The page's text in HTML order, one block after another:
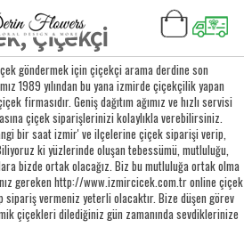
Çiçekçi
göndermek için çiçekçi arama derdine son
1989 yılından bu yana izmirde çiçekçilik yapan
firmasıdır. Geniş dağıtım ağımız ve hızlı servisi
çiçek siparişlerinizi kolaylıkla verebilirsiniz.
bir saat izmir' ve ilçelerine çiçek siparişi verip,
ki yüzlerinde oluşan tebessümü, mutluluğu,
bizde ortak olacağız. Biz bu mutluluğa ortak olma
gereken http://www.izmircicek.com.tr online çiçek
vermeniz yeterli olacaktır. Bize düşen görev
çiçekleri dilediğiniz gün zamanında sevdiklerinize